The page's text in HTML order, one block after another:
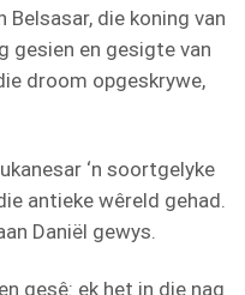
Belsasar, die koning van
gesien en gesigte van
droom opgeskrywe,
‘n soortgelyke
antieke wêreld gehad.
Daniël gewys.
gesê: ek het in die nag